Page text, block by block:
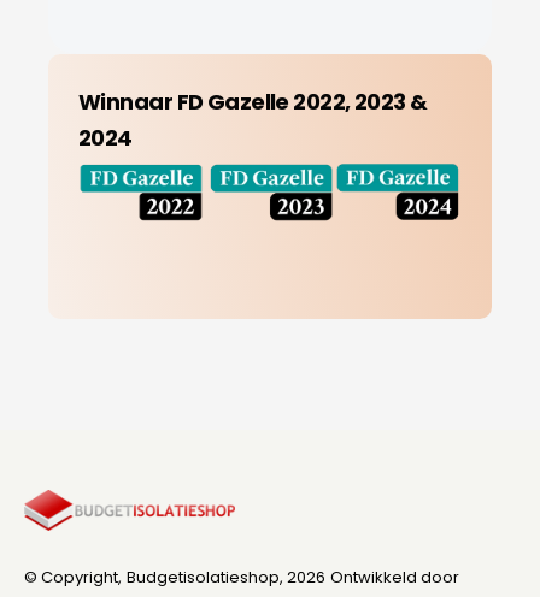
Winnaar FD Gazelle 2022, 2023 &
2024
© Copyright, Budgetisolatieshop, 2026 Ontwikkeld door